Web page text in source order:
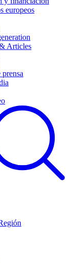
europeos
Articles